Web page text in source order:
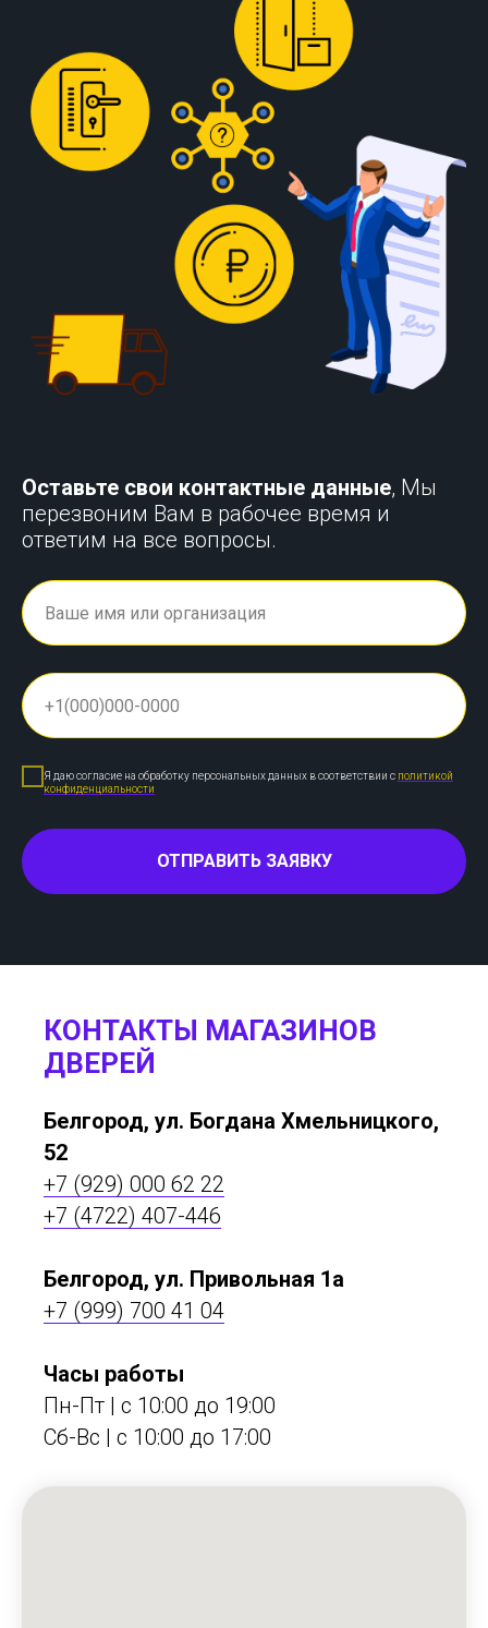
Оставьте свои контактные данные, Мы
перезвоним Вам в рабочее время и
ответим на все вопросы.
Я даю согласие на обработку персональных данных в соответствии с политикой
конфиденциальности
ОТПРАВИТЬ ЗАЯВКУ
КОНТАКТЫ МАГАЗИНОВ
ДВЕРЕЙ
Белгород, ул. Богдана Хмельницкого,
52
+7 (929) 000 62 22
+7 (4722) 407-446
Белгород, ул. Привольная 1а
+7 (999) 700 41 04
Часы работы
Пн-Пт | с 10:00 до 19:00
Сб-Вс | c 10:00 до 17:00